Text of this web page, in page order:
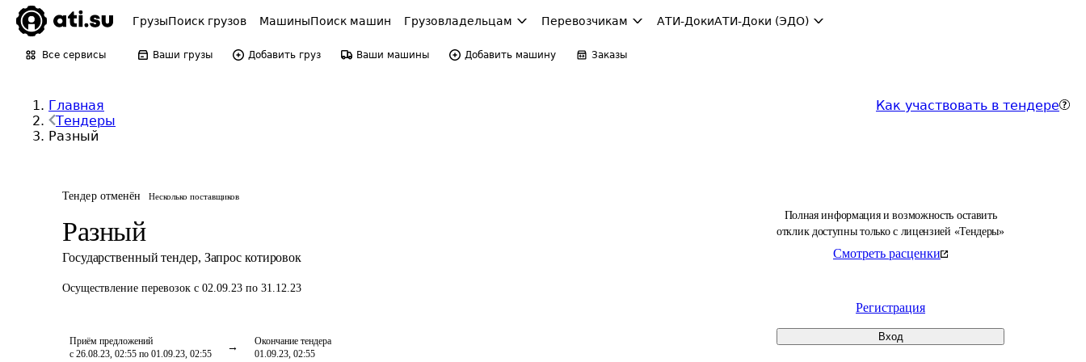
ГрузыПоиск грузов МашиныПоиск машин Грузовладельцам Перевозчикам АТИ-ДокиАТИ-Доки (ЭДО)
Все сервисы Ваши грузы Добавить груз Ваши машины Добавить машину Заказы
Главная
Тендеры
Разный
Как участвовать в тендере
Тендер отменён Несколько поставщиков
Разный
Государственный тендер, Запрос котировок
Осуществление перевозок с 02.09.23 по 31.12.23
Приём предложений
с 26.08.23, 02:55 по 01.09.23, 02:55
Окончание тендера
01.09.23, 02:55
Полная информация и возможность оставить
отклик доступны только с лицензией «Тендеры»
Смотреть расценки
Регистрация
Вход